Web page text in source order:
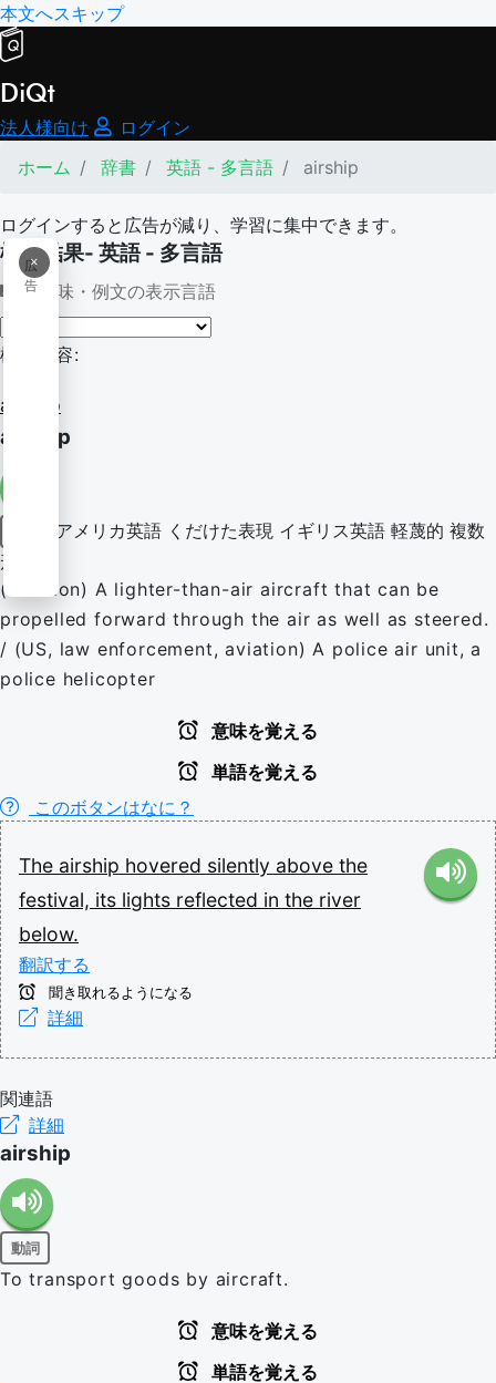
本文へスキップ
DiQt
法人様向け
ログイン
ホーム
辞書 英語 - 多言語 airship
ログインすると広告が減り、学習に集中できます。
×
広
告
検索結果- 英語 - 多言語
意味・例文の表示言語
検索内容:
airship
airship
アメリカ英語 くだけた表現 イギリス英語 軽蔑的 複数
形
(aviation) A lighter-than-air aircraft that can be
propelled forward through the air as well as steered.
/ (US, law enforcement, aviation) A police air unit, a
police helicopter
意味を覚える
単語を覚える
このボタンはなに？
The airship hovered silently above the
festival, its lights reflected in the river
below.
翻訳する
聞き取れるようになる
詳細
関連語
詳細
airship
動詞
To transport goods by aircraft.
意味を覚える
単語を覚える